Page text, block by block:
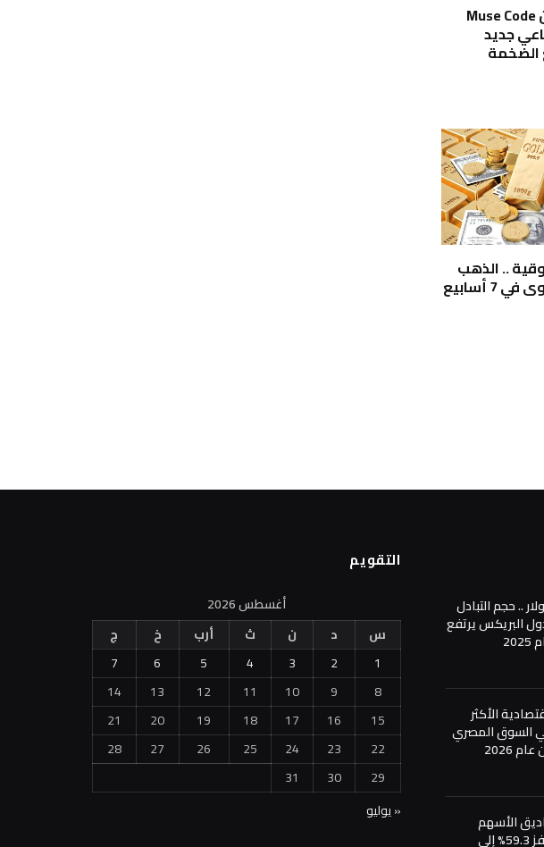
“ميتا” تكشف عن Muse Code
جديد
الضخمة
للأوقية .. الذهب
أسابيع
دولار .. حجم التبادل
البريكس يرتفع
الأكثر
السوق المصري
2026
الأسهم
الإسلامية بمصر تقفز 59.3% إلى
التقويم
أغسطس 2026
س
د ن ث أرب خ
ج
1
2
3
4
5
6
7
8
9
10
11
12
13
14
15
16
17
18
19
20
21
22
23
24
25
26
27
28
29
30
31
« يوليو